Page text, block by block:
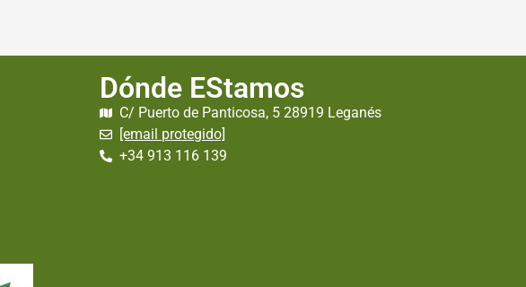
Dónde EStamos
C/ Puerto de Panticosa, 5 28919 Leganés
[email protegido]
+34 913 116 139